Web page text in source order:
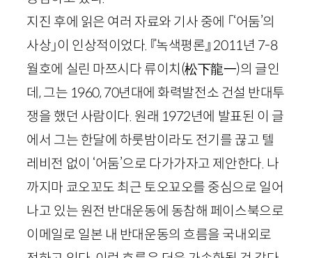
지진 후에 읽은 여러 자료와 기사 중에 「‘어둠’의
사상」이 인상적이었다. 『녹색평론』 2011년 7-8
월호에 실린 마쯔시다 류이치(松下龍一)의 글인
데, 그는 1960,70년대에 화력발전소 건설 반대투
쟁을 했던 사람이다. 원래 1972년에 발표된 이 글
에서 그는 한달에 하룻밤이라도 전기를 끊고 텔
레비전 없이 ‘어둠’으로 다가가자고 제안한다. 나
까지마 쿄오꼬도 최근 토오꾜오를 중심으로 일어
나고 있는 원전 반대운동에 동참해 페이스북으로
이메일로 일본 내 반대운동의 흐름을 국내외로